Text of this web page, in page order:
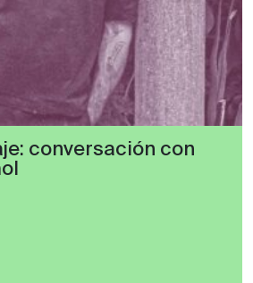
conversación con